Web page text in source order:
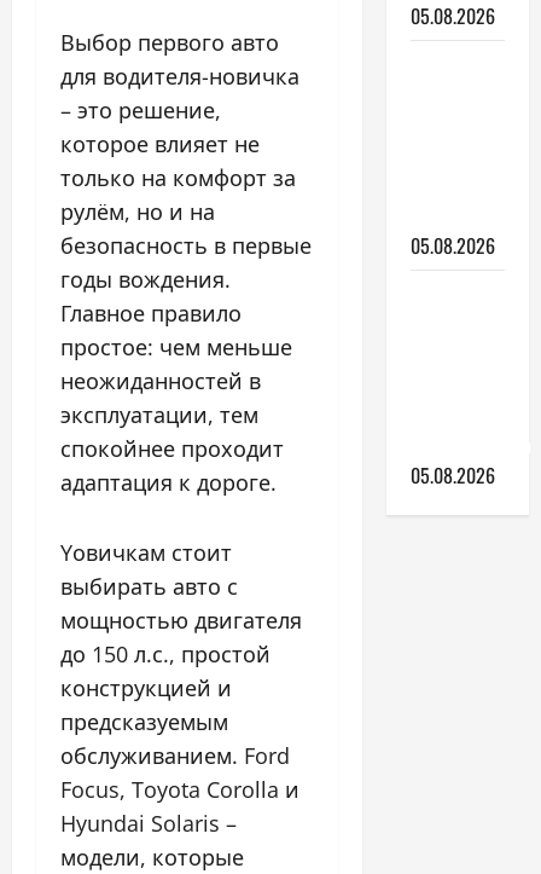
Выбор первого авто
для водителя-новичка
– это решение,
которое влияет не
только на комфорт за
рулём, но и на
безопасность в первые
годы вождения.
Главное правило
простое: чем меньше
неожиданностей в
эксплуатации, тем
спокойнее проходит
адаптация к дороге.
Yовичкам стоит
выбирать авто с
мощностью двигателя
до 150 л.с., простой
конструкцией и
предсказуемым
обслуживанием. Ford
Focus, Toyota Corolla и
Hyundai Solaris –
модели, которые
05.08.2026
05.08.2026
05.08.2026